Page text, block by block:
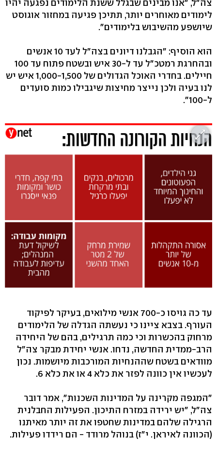
צה"ל, "אנו מבינים שבגלל ששנת הלימודים נפגעה יהיו
לימודים מאוחרים יותר, תתיכן פגיעה במחזור אוגוסט
שיושפע מהשיבוש בלימודים".
הוא הוסיף: "הגבלנו דיונים בצה"ל לעד 10 אנשים
ובהחרגת רמטכ"ל עד ל-30 איש ובשטח פתוח עד 100
חיילים. בחדרי האוכל הגדולים של 1,000-1,500 איש יש
לנו בעיה ולכן נייצר מחיצות שיגבילו כמות סועדים
ל-100".
עד כה גויסו כ-700 אנשי מילואים, בעיקר לפיקוד
העורף. בצבא ציינו כי נעשתה הגדלה של הלימודים
מרחוק בהכשרות וכי כמה תרגילים, בהם של היחידה
הרב-ממדית החדשה, נדחו. אנשי יחידת מבקר צה"ל
מוודאים בשטח שההנחיות המורכבות מיושמות. נכון
לעכשיו אין כוונה לפזר את כלא 4 או את כלא 6.
"המגפה מקרינה על המדינות השכנות", אמר דובר
צה"ל, "יש ירידה במזרח התיכון. הפעילות החבלנית
הרגילה שלהם במדינות שחטפו את זה יותר מאיתנו
(הכוונה לאיראן. י"ז) בנוהל מרודד - הם רידדו פעילות.